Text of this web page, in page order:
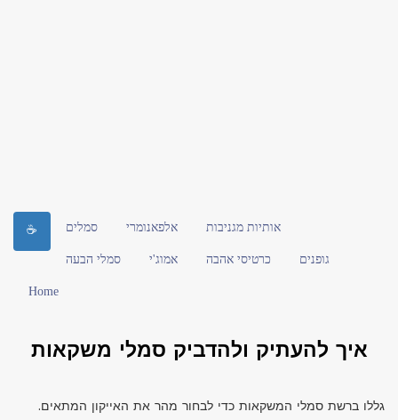
☕ סמלים אלפאנומרי אותיות מגניבות
סמלי הבעה אמוג'י כרטיסי אהבה גופנים
Home
איך להעתיק ולהדביק סמלי משקאות
גללו ברשת סמלי המשקאות כדי לבחור מהר את האייקון המתאים.